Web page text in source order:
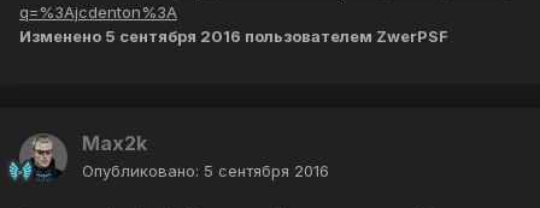
q=%3Ajcdenton%3A
Изменено 5 сентября 2016 пользователем ZwerPSF
Max2k
Опубликовано: 5 сентября 2016